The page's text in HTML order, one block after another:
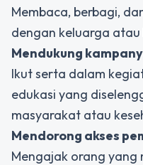
Membaca, berbagi,
dengan keluarga
Mendukung
Ikut serta dalam
edukasi yang
masyarakat atau
Mendorong akses
Mengajak orang yang